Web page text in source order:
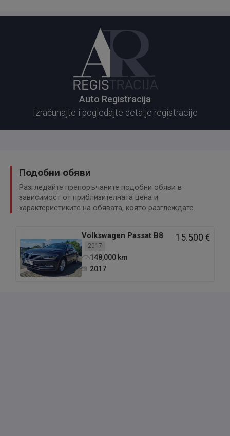
Auto Registracija
Izračunajte i pogledajte detalje registracije
Подобни обяви
Разгледайте препоръчаните подобни обяви в
зависимост от приблизителната цена и
характеристиките на обявата, която разглеждате.
Volkswagen Passat B8
2017
15.500 €
148,000 km
2017